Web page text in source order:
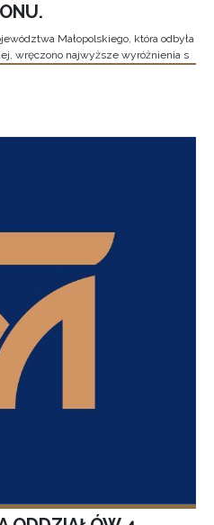
Małopolskiego, która odbyła
wręczono najwyższe wyróżnienia s